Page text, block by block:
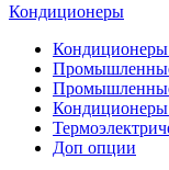
Кондиционеры
Кондиционеры
Доп опции